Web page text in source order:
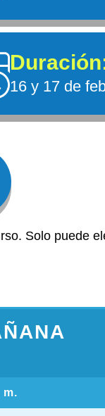
16 y 17 de
Solo puede
m.